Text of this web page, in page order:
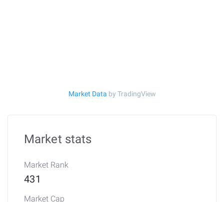
Market Data by TradingView
Market stats
Market Rank
431
Market Cap